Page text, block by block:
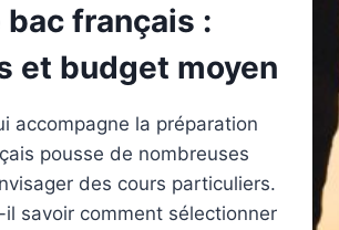
bac français :
et budget moyen
accompagne la préparation
pousse de nombreuses
des cours particuliers.
il savoir comment sélectionner